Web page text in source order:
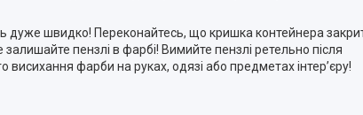
дуже швидко! Переконайтесь, що кришка контейнера
пензлі в фарбі! Вимийте пензлі ретельно після
висихання фарби на руках, одязі або предметах інтер’єру!